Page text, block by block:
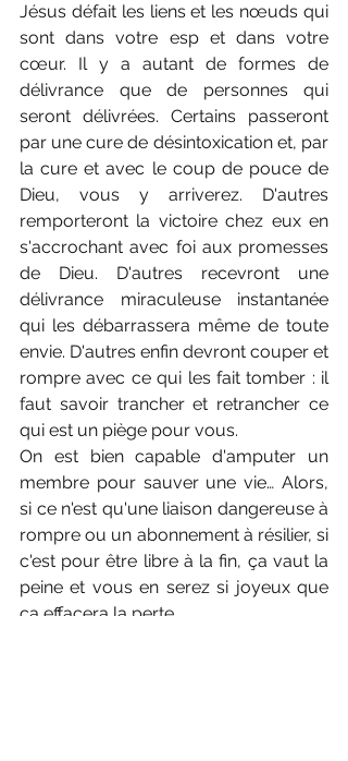
Jésus défait les liens et les nœuds qui
sont dans votre esp et dans votre
cœur. Il y a autant de formes de
délivrance que de personnes qui
seront délivrées. Certains passeront
par une cure de désintoxication et, par
la cure et avec le coup de pouce de
Dieu, vous y arriverez. D'autres
remporteront la victoire chez eux en
s'accrochant avec foi aux promesses
de Dieu. D'autres recevront une
délivrance miraculeuse instantanée
qui les débarrassera même de toute
envie. D'autres enfin devront couper et
rompre avec ce qui les fait tomber : il
faut savoir trancher et retrancher ce
qui est un piège pour vous.
On est bien capable d'amputer un
membre pour sauver une vie… Alors,
si ce n'est qu'une liaison dangereuse à
rompre ou un abonnement à résilier, si
c'est pour être libre à la fin, ça vaut la
peine et vous en serez si joyeux que
ça effacera la perte.